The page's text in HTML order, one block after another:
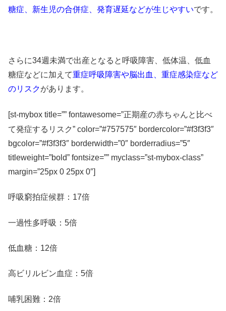
糖症、新生児の合併症、発育遅延などが生じやすいです。
さらに34週未満で出産となると呼吸障害、低体温、低血
糖症などに加えて重症呼吸障害や脳出血、重症感染症など
のリスクがあります。
[st-mybox title=”” fontawesome=”正期産の赤ちゃんと比べ
て発症するリスク” color=”#757575″ bordercolor=”#f3f3f3″
bgcolor=”#f3f3f3″ borderwidth=”0″ borderradius=”5″
titleweight=”bold” fontsize=”” myclass=”st-mybox-class”
margin=”25px 0 25px 0″]
呼吸窮拍症候群：17倍
一過性多呼吸：5倍
低血糖：12倍
高ビリルビン血症：5倍
哺乳困難：2倍